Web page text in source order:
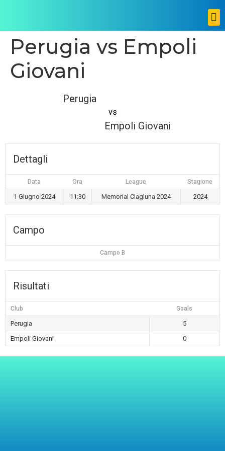
Perugia vs Empoli
Giovani
Perugia
vs
Empoli Giovani
Dettagli
Data Ora League Stagione
1 Giugno 2024 11:30 Memorial Clagluna 2024 2024
Campo
Campo B
Risultati
Club Goals
Perugia
5
Empoli Giovani
0